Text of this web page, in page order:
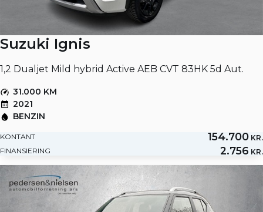
Suzuki Ignis
1,2 Dualjet Mild hybrid Active AEB CVT 83HK 5d Aut.
31.000 KM
2021
BENZIN
KONTANT 154.700 KR.
FINANSIERING
2.756 KR.